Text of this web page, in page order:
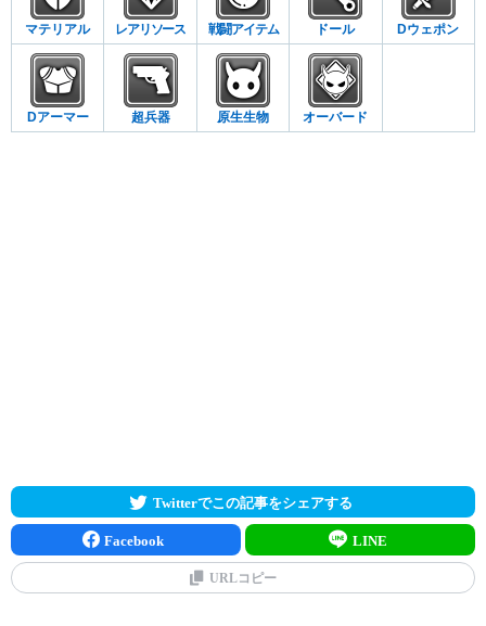
マテリアル レアリソース 戦闘アイテム ドール Dウェポン
Dアーマー 超兵器 原生生物 オーバード
Twitterでこの記事をシェアする
Facebook LINE
URLコピー